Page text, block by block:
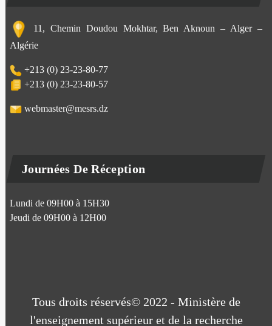
11, Chemin Doudou Mokhtar, Ben Aknoun – Alger –
Algérie
+213 (0) 23-23-80-77
+213 (0) 23-23-80-57
webmaster@mesrs.dz
Journées De Réception
Lundi de 09H00 à 15H30
Jeudi de 09H00 à 12H00
Tous droits réservés© 2022 - Ministère de
l'enseignement supérieur et de la recherche